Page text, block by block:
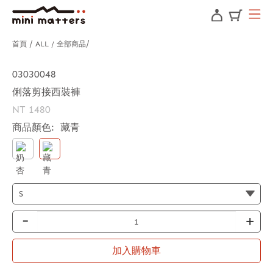
首頁 ALL / 全部商品
03030048
俐落剪接西裝褲
NT 1480
商品顏色: 藏青
- +
加入購物車